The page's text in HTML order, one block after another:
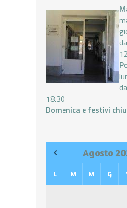
18.30
Domenica e festivi
Agosto
L M M G